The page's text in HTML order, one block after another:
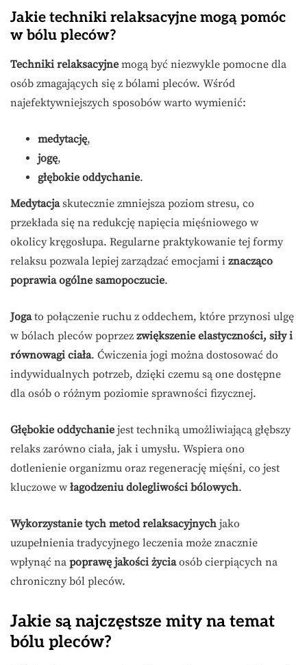
Jakie techniki relaksacyjne mogą pomóc
w bólu pleców?
Techniki relaksacyjne mogą być niezwykle pomocne dla
osób zmagających się z bólami pleców. Wśród
najefektywniejszych sposobów warto wymienić:
medytację,
jogę,
głębokie oddychanie.
Medytacjaskutecznie zmniejsza poziom stresu, co
przekłada się na redukcję napięcia mięśniowego w
okolicy kręgosłupa. Regularne praktykowanie tej formy
relaksu pozwala lepiej zarządzać emocjami i znacząco
poprawia ogólne samopoczucie.
Jogato połączenie ruchu z oddechem, które przynosi ulgę
w bólach pleców poprzez zwiększenie elastyczności, siły i
równowagi ciała. Ćwiczenia jogi można dostosować do
indywidualnych potrzeb, dzięki czemu są one dostępne
dla osób o różnym poziomie sprawności fizycznej.
Głębokie oddychanie jest techniką umożliwiającą głębszy
relaks zarówno ciała, jak i umysłu. Wspiera ono
dotlenienie organizmu oraz regenerację mięśni, co jest
kluczowe w łagodzeniu dolegliwości bólowych.
Wykorzystanie tych metod relaksacyjnych jako
uzupełnienia tradycyjnego leczenia może znacznie
wpłynąć na poprawę jakości życiaosób cierpiących na
chroniczny ból pleców.
Jakie są najczęstsze mity na temat
bólu pleców?